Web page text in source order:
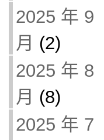
2025 年 9
月 (2)
2025 年 8
月 (8)
2025 年 7